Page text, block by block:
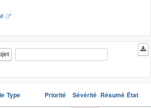
Type Priorité Sévérité Résumé État